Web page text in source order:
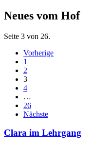
Neues vom Hof
Seite 3 von 26.
Vorherige
1
2
3
4
…
26
Nächste
Clara im Lehrgang